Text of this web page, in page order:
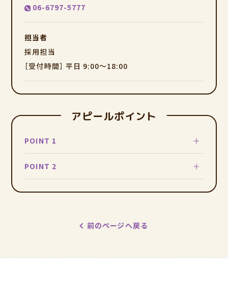
06-6797-5777
担当者
採用担当
［受付時間］ 平日 9:00～18:00
アピールポイント
POINT 1
POINT 2
前のページへ戻る